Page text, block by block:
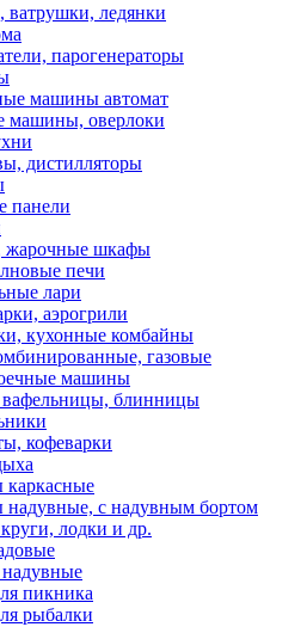
ледянки
парогенераторы
машины автомат
оверлоки
дистилляторы
панели
жарочные шкафы
печи
лари
аэрогрили
кухонные комбайны
газовые
машины
вафельницы, блинницы
кофеварки
каркасные
надувные, с надувным бортом
лодки и др.
пикника
рыбалки